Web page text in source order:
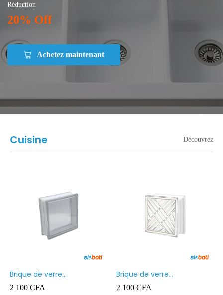
Réduction
20% Off
Achetez maintenant
Cuisine Découvrez
Brique de verre
190X190X80MM Transparent
2 100 CFA
Brique de verre
190X190X80MM CROSS
2 100 CFA